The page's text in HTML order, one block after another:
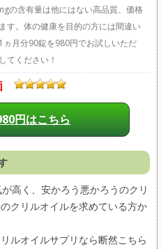
の含有量は他にはない高品質、価格
す。体の健康を目的の方には間違い
ヵ月分90錠を980円でお試しいただ
てください！
円はこちら
高く、安かろう悪かろうのクリ
クリルオイルを求めている方か
ルオイルサプリなら断然こちら